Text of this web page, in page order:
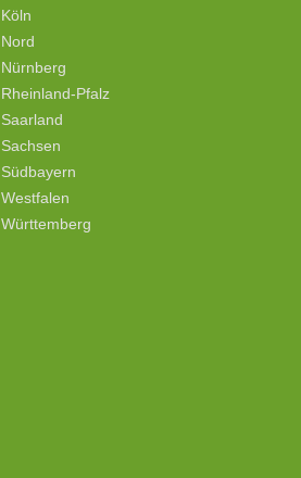
Köln
Nord
Nürnberg
Rheinland-Pfalz
Saarland
Sachsen
Südbayern
Westfalen
Württemberg